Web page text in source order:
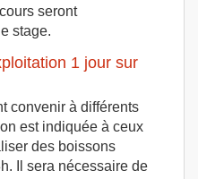
seront
stage.
1 jour sur
convenir à différents
est indiquée à ceux
des boissons
Il sera nécessaire de